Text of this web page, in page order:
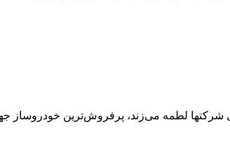
شرکتها لطمه می‌زند، پرفروش‌ترین خودروساز